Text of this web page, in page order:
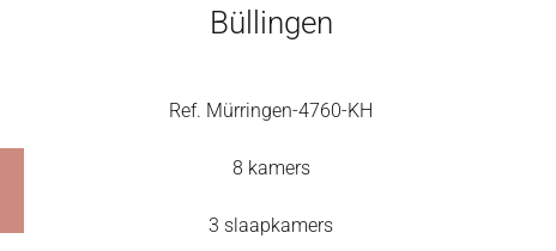
Büllingen
Ref. Mürringen-4760-KH
8 kamers
3 slaapkamers